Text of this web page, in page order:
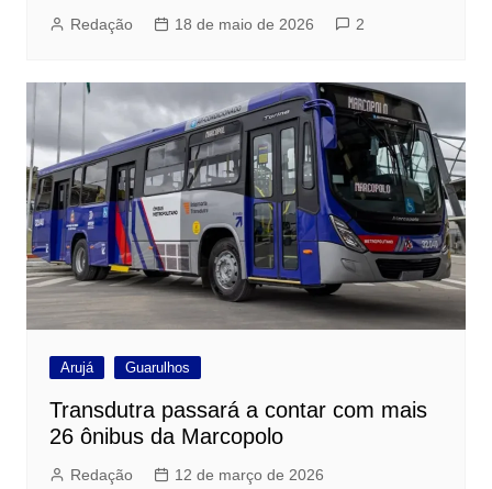
Redação 18 de maio de 2026 2
Arujá Guarulhos
Transdutra passará a contar com mais
26 ônibus da Marcopolo
Redação 12 de março de 2026